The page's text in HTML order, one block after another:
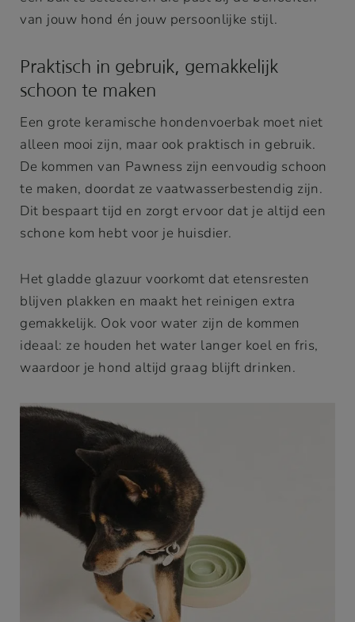
van jouw hond én jouw persoonlijke stijl.
Praktisch in gebruik, gemakkelijk
schoon te maken
Een grote keramische hondenvoerbak moet niet
alleen mooi zijn, maar ook praktisch in gebruik.
De kommen van Pawness zijn eenvoudig schoon
te maken, doordat ze vaatwasserbestendig zijn.
Dit bespaart tijd en zorgt ervoor dat je altijd een
schone kom hebt voor je huisdier.
Het gladde glazuur voorkomt dat etensresten
blijven plakken en maakt het reinigen extra
gemakkelijk. Ook voor water zijn de kommen
ideaal: ze houden het water langer koel en fris,
waardoor je hond altijd graag blijft drinken.